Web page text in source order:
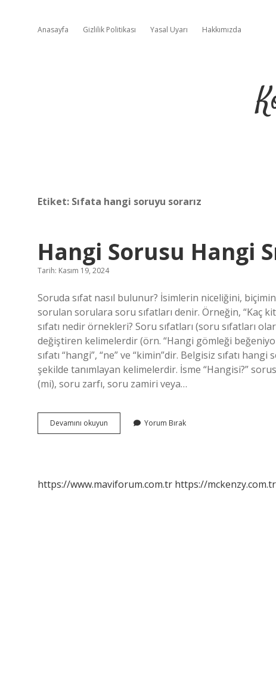
Anasayfa Gizlilik Politikası Yasal Uyarı Hakkımızda
Etiket: Sıfata hangi soruyu sorarız
Hangi Sorusu Hangi
Tarih: Kasım 19, 2024
Soruda sıfat nasıl bulunur? İsimlerin niceliğini,
sorulan sorulara soru sıfatları denir. Örneğin, “Kaç
sıfatı nedir örnekleri? Soru sıfatları (soru sıfatları
değiştiren kelimelerdir (örn. “Hangi gömleği
sıfatı “hangi”, “ne” ve “kimin”dir. Belgisiz sıfatı
şekilde tanımlayan kelimelerdir. İsme “Hangisi?”
(mi), soru zarfı, soru zamiri veya…
Devamını okuyun
Sorusu
Yorum Bırak
https://www.maviforum.com.tr https://mckenzy.com.tr